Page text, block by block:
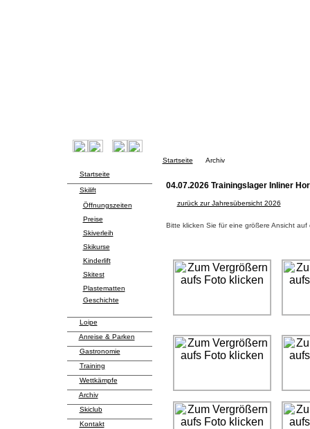
Startseite
Archiv
Startseite
Skilift
Öffnungszeiten
Preise
Skiverleih
Skikurse
Kinderlift
Skitest
Plastematten
Geschichte
Loipe
Anreise & Parken
Gastronomie
Training
Wettkämpfe
Archiv
Skiclub
Kontakt
04.07.2026 Trainingslager Inliner
zurück zur Jahresübersicht 2026
Bitte klicken Sie für eine größere Ansicht